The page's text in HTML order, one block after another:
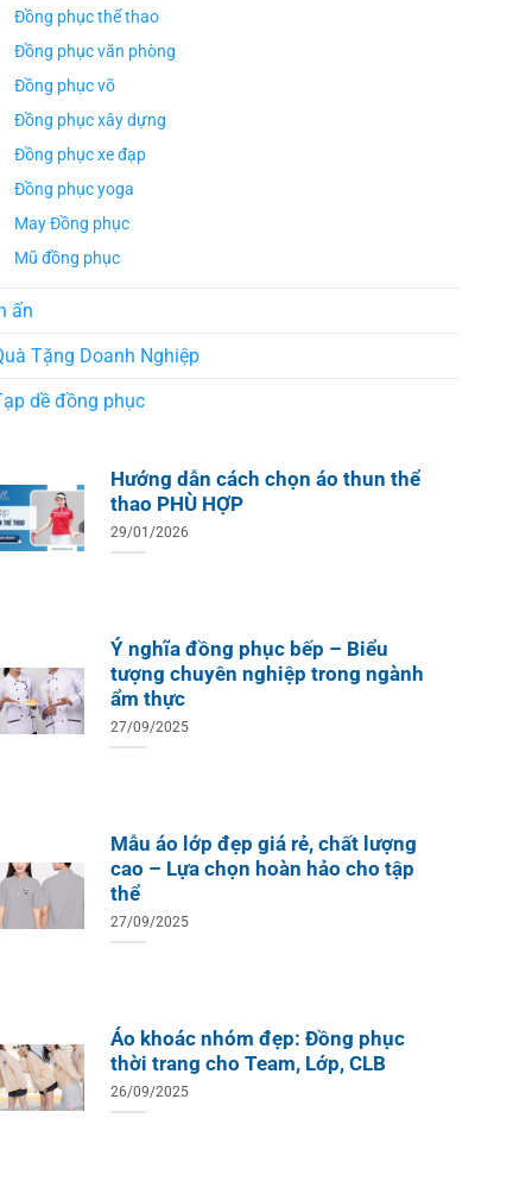
THUN ĐỒNG PHỤC
Teambuilding Công Ty
Thủy Sản Biển Xanh
Áo Teambuilding Công Ty
Thiết Kế Ánh Kim
Đồng phục thể thao
Đồng phục văn phòng
Đồng phục võ
Đồng phục xây dựng
Đồng phục xe đạp
Đồng phục yoga
May Đồng phục
Mũ đồng phục
ấn
Tặng Doanh Nghiệp
dề đồng phục
Hướng dẫn cách chọn áo thun thể
thao PHÙ HỢP
29/01/2026
Ý nghĩa đồng phục bếp – Biểu
tượng chuyên nghiệp trong ngành
ẩm thực
27/09/2025
Mẫu áo lớp đẹp giá rẻ, chất lượng
cao – Lựa chọn hoàn hảo cho tập
thể
27/09/2025
Áo khoác nhóm đẹp: Đồng phục
thời trang cho Team, Lớp, CLB
26/09/2025